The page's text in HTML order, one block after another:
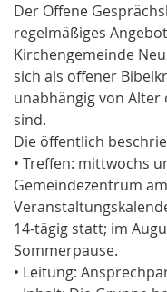
Der Offene
regelmäßiges
Kirchengemeinde
sich als offener
unabhängig von
sind.
Die öffentlich
• Treffen: mittwochs
Gemeindezentrum
14-tägig statt; im
Sommerpause.
• Leitung: